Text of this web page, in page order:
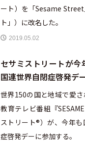
ート）を「Sesame
ト」）に改名した。
2019.05.02
セサミストリートが今
国連世界自閉症啓発デ
世界150の国と地域で愛
教育テレビ番組『
ストリート®︎）が、今年
症啓発デーに参加する。